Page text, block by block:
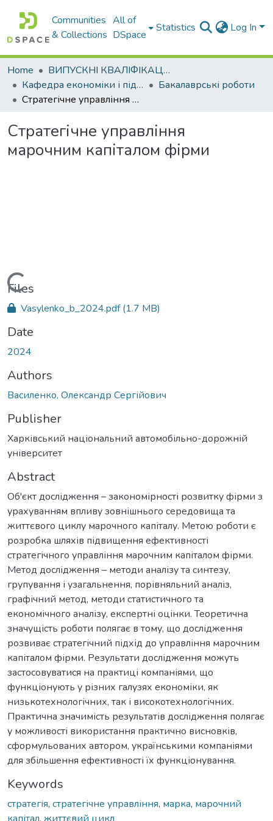
Communities
& Collections
All of
DSpace
Statistics Log In
Home
ВИПУСКНІ КВАЛІФІКАЦІЙНІ РОБОТИ
Кафедра економіки і підприємництва
Бакалаврські роботи
Стратегічне управління марочним капіталом фірми
Стратегічне управління
марочним капіталом фірми
Loading...
Files
Vasylenko_b_2024.pdf(1.7 MB)
Date
2024
Authors
Василенко, Олександр Сергійович
Publisher
Харківський національний автомобільно-дорожній
університет
Abstract
Об'єкт дослідження – закономірності розвитку фірми з
урахуванням впливу зовнішнього середовища та
життєвого циклу марочного капіталу. Метою роботи є
розробка шляхів підвищення ефективності
стратегічного управління марочним капіталом фірми.
Метод дослідження – методи аналізу та синтезу,
групування і узагальнення, порівняльний аналіз,
графічний метод, методи статистичного та
економічного аналізу, експертні оцінки. Теоретична
значущість роботи полягає в тому, що дослідження
розвиває стратегічний підхід до управління марочним
капіталом фірми. Результати дослідження можуть
застосовуватися на практиці компаніями, що
функціонують у різних галузях економіки, як
низькотехнологічних, так і високотехнологічних.
Практична значимість результатів дослідження полягає
у можливості використання практично висновків,
сформульованих автором, українськими компаніями
для збільшення ефективності їх функціонування.
Keywords
стратегія, стратегічне управління, марка, марочний